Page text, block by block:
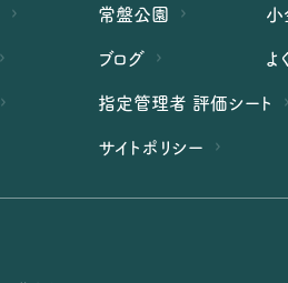
常盤公園
小
ブログ
よ
指定管理者 評価シート
サイトポリシー